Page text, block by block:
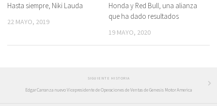
Hasta siempre, Niki Lauda
22 MAYO, 2019
Honda y Red Bull, una alianza
que ha dado resultados
19 MAYO, 2020
SIGUIENTE HISTORIA
Edgar Carranza nuevo Vicepresidente de Operaciones de Ventas de Genesis Motor America